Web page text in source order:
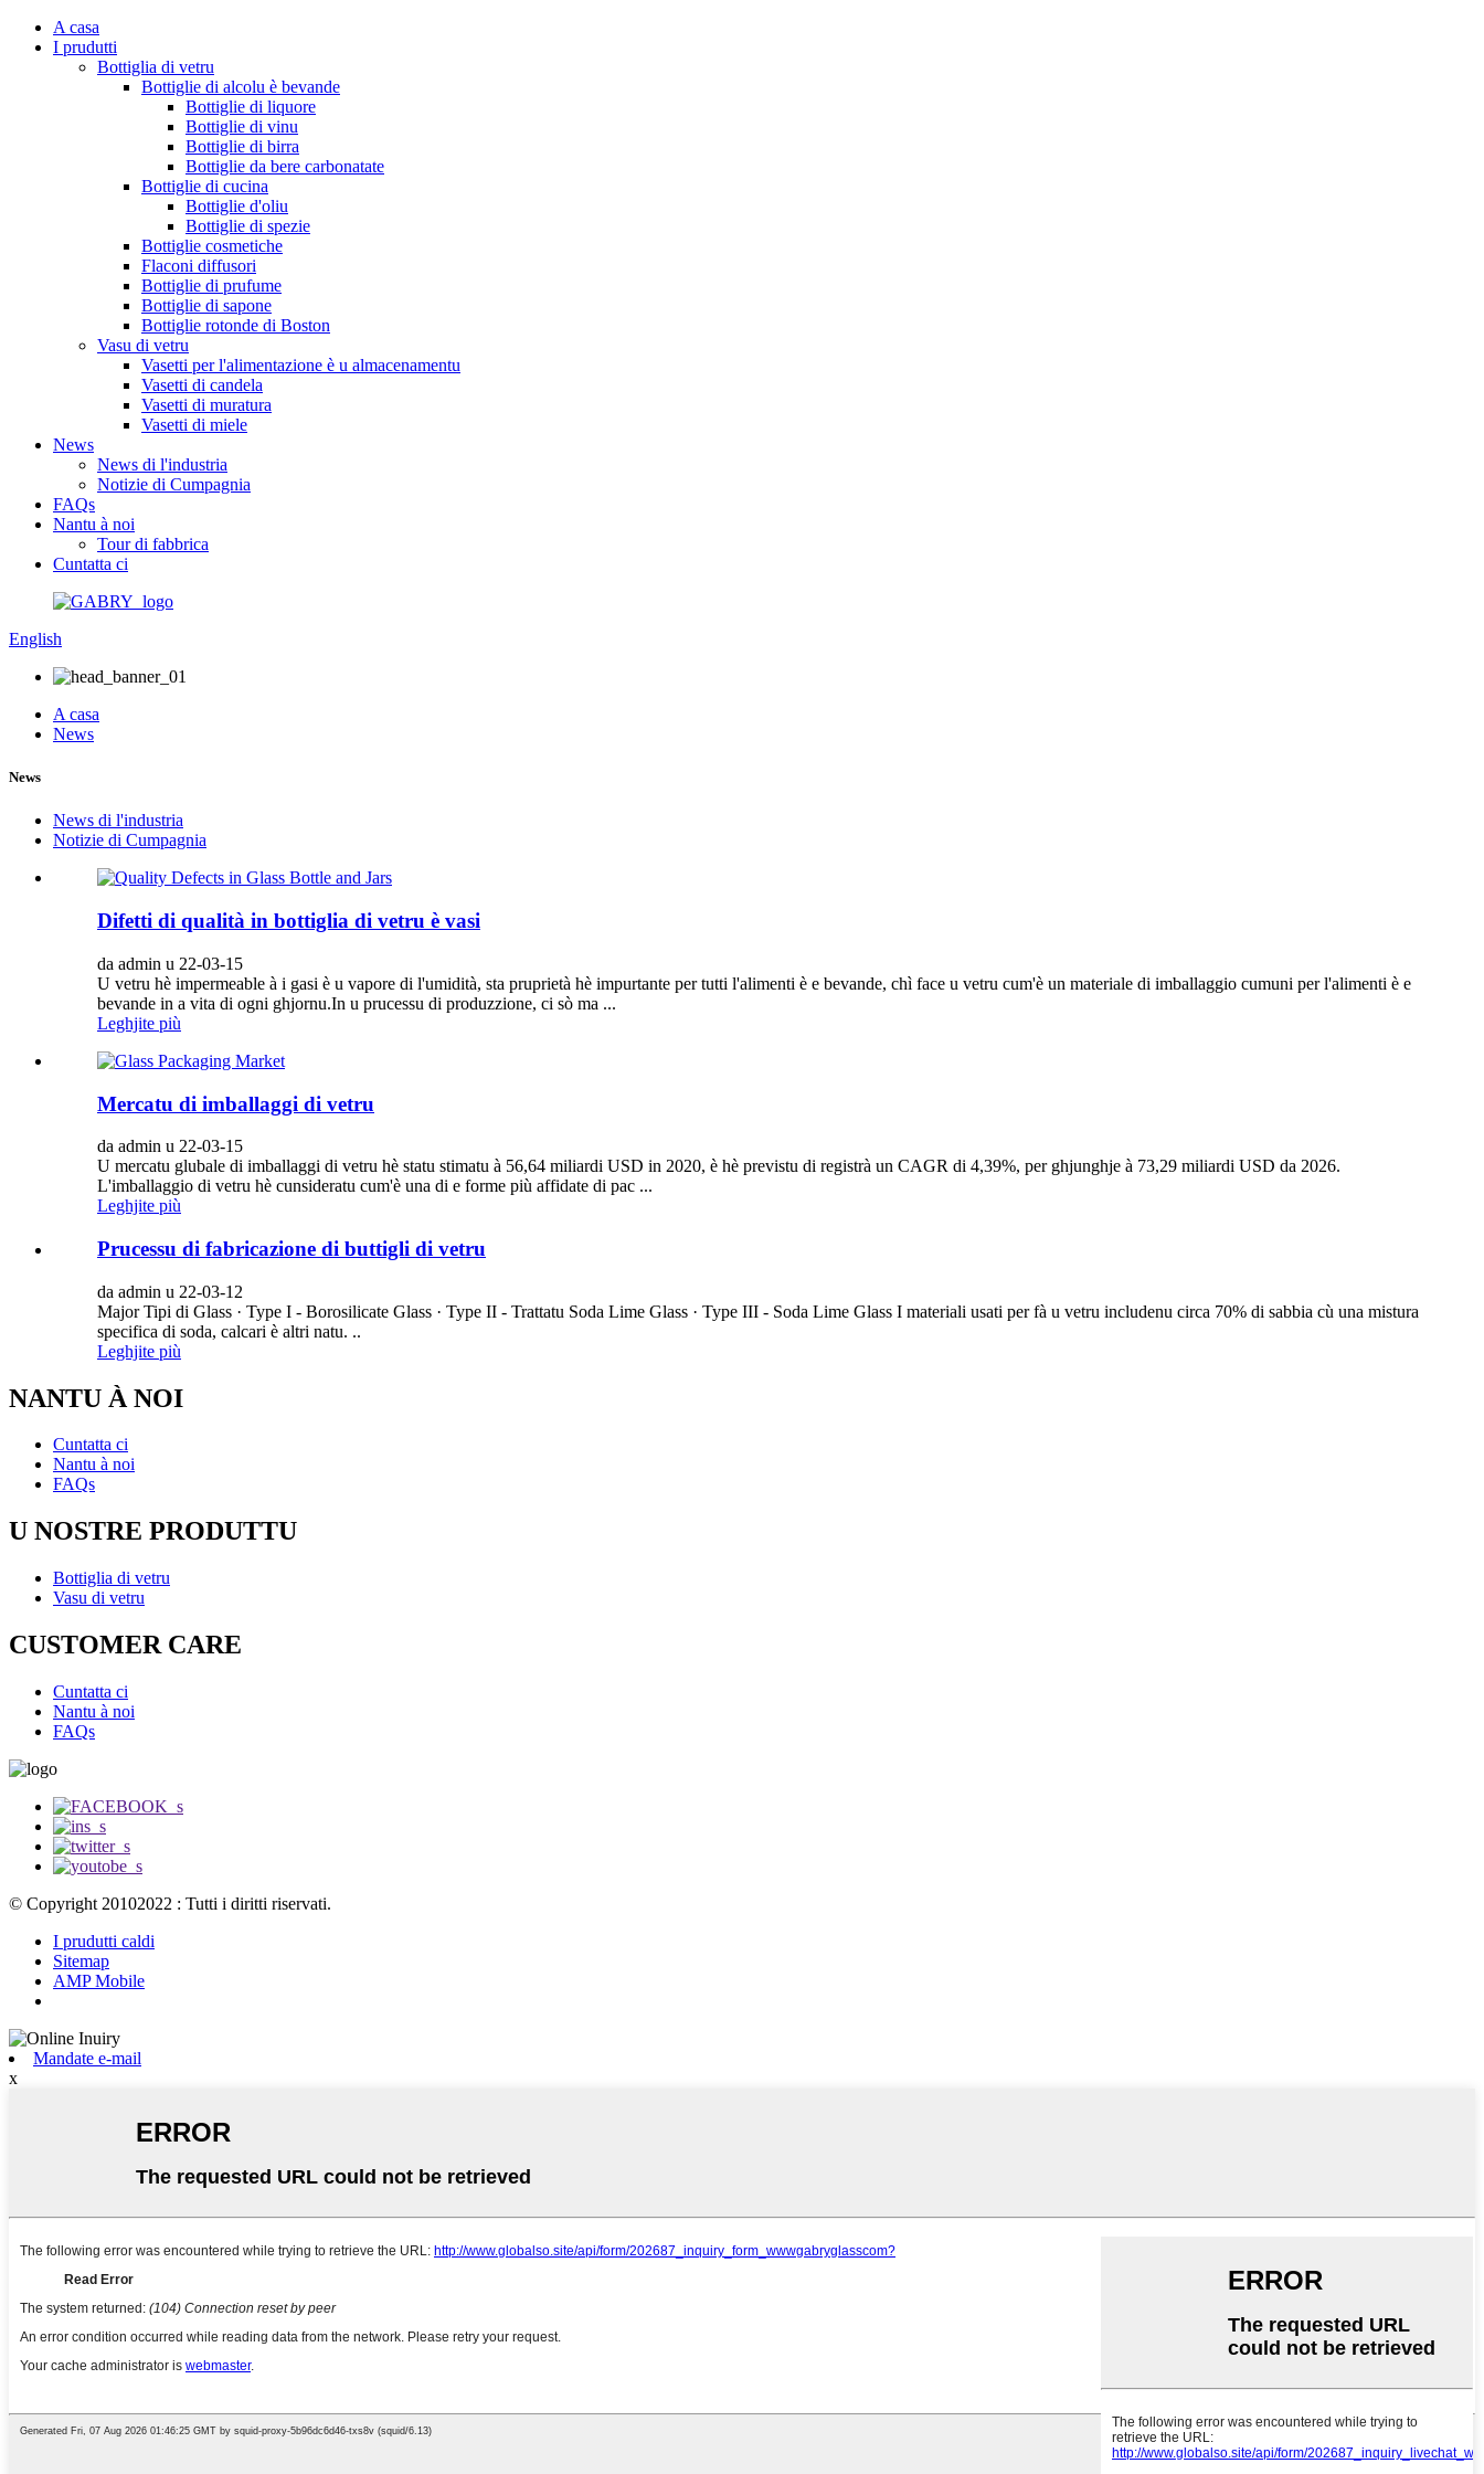
A casa
I prudutti
Bottiglia di vetru
Bottiglie di alcolu è bevande
Bottiglie di liquore
Bottiglie di vinu
Bottiglie di birra
Bottiglie da bere carbonatate
Bottiglie di cucina
Bottiglie d'oliu
Bottiglie di spezie
Bottiglie cosmetiche
Flaconi diffusori
Bottiglie di prufume
Bottiglie di sapone
Bottiglie rotonde di Boston
Vasu di vetru
Vasetti per l'alimentazione è u almacenamentu
Vasetti di candela
Vasetti di muratura
Vasetti di miele
News
News di l'industria
Notizie di Cumpagnia
FAQs
Nantu à noi
Tour di fabbrica
Cuntatta ci
English
A casa
News
News
News di l'industria
Notizie di Cumpagnia
Difetti di qualità in bottiglia di vetru è vasi
da admin u 22-03-15
U vetru hè impermeable à i gasi è u vapore di l'umidità, sta pruprietà hè impurtante per tutti l'alimenti è e bevande, chì face u vetru cum'è un materiale di imballaggio cumuni per l'alimenti è e
bevande in a vita di ogni ghjornu.In u prucessu di produzzione, ci sò ma ...
Leghjite più
Mercatu di imballaggi di vetru
da admin u 22-03-15
U mercatu glubale di imballaggi di vetru hè statu stimatu à 56,64 miliardi USD in 2020, è hè previstu di registrà un CAGR di 4,39%, per ghjunghje à 73,29 miliardi USD da 2026.
L'imballaggio di vetru hè cunsideratu cum'è una di e forme più affidate di pac ...
Leghjite più
Prucessu di fabricazione di buttigli di vetru
da admin u 22-03-12
Major Tipi di Glass · Type I - Borosilicate Glass · Type II - Trattatu Soda Lime Glass · Type III - Soda Lime Glass I materiali usati per fà u vetru includenu circa 70% di sabbia cù una mistura
specifica di soda, calcari è altri natu. ..
Leghjite più
NANTU À NOI
Cuntatta ci
Nantu à noi
FAQs
U NOSTRE PRODUTTU
Bottiglia di vetru
Vasu di vetru
CUSTOMER CARE
Cuntatta ci
Nantu à noi
FAQs
© Copyright 20102022 : Tutti i diritti riservati.
I prudutti caldi
Sitemap
AMP Mobile
Mandate e-mail
x